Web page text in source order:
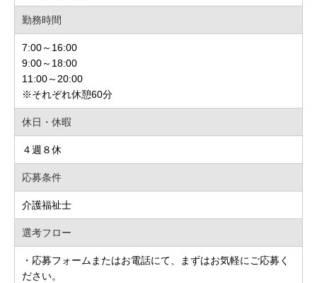
勤務時間
7:00～16:00
9:00～18:00
11:00～20:00
※それぞれ休憩60分
休日・休暇
４週８休
応募条件
介護福祉士
選考フロー
・応募フォームまたはお電話にて、まずはお気軽にご応募く
ださい。